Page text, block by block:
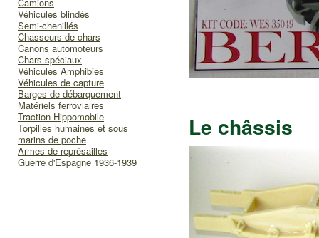
Véhicules blindés
Semi-chenillés
Chasseurs de chars
Canons automoteurs
Chars spéciaux
Véhicules Amphibies
Véhicules de capture
Barges de débarquement
Matériels ferroviaires
Traction Hippomobile
Torpilles humaines et sous
marins de poche
Armes de représailles
Guerre d'Espagne 1936-1939
Le châssis